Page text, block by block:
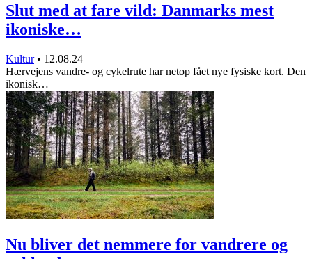
Slut med at fare vild: Danmarks mest
ikoniske…
Kultur • 12.08.24
Hærvejens vandre- og cykelrute har netop fået nye fysiske kort. Den
ikonisk…
Nu bliver det nemmere for vandrere og